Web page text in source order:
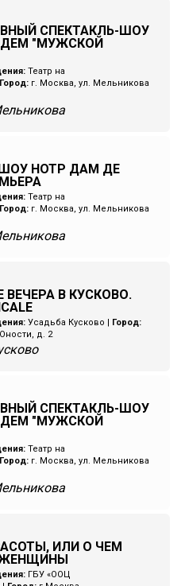
СПЕКТАКЛЬ-ШОУ
"МУЖСКОЙ
Театр на
Город: г. Москва, ул. Мельникова
НОТР ДАМ ДЕ
Театр на
Город: г. Москва, ул. Мельникова
ВЕЧЕРА В КУСКОВО.
Усадьба Кусково
Город:
д. 2
СПЕКТАКЛЬ-ШОУ
"МУЖСКОЙ
Театр на
Город: г. Москва, ул. Мельникова
ИЛИ О ЧЕМ
ЖЕНЩИНЫ
ГБУ «ООЦ